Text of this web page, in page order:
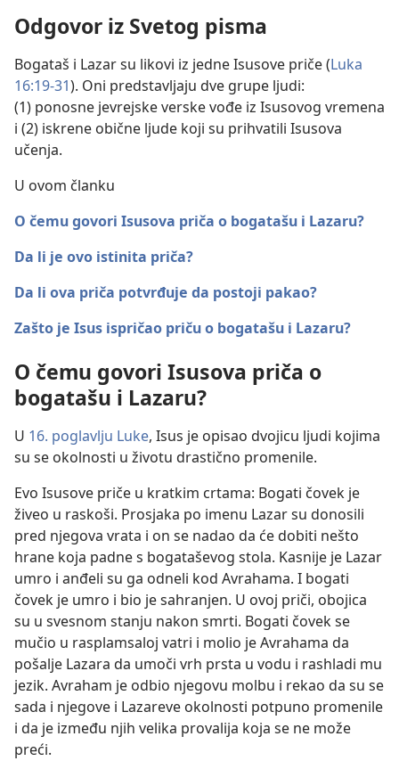
Odgovor iz Svetog pisma
Bogataš i Lazar su likovi iz jedne Isusove priče (Luka
16:19-31). Oni predstavljaju dve grupe ljudi:
(1) ponosne jevrejske verske vođe iz Isusovog vremena
i (2) iskrene obične ljude koji su prihvatili Isusova
učenja.
U ovom članku
O čemu govori Isusova priča o bogatašu i Lazaru?
Da li je ovo istinita priča?
Da li ova priča potvrđuje da postoji pakao?
Zašto je Isus ispričao priču o bogatašu i Lazaru?
O čemu govori Isusova priča o
bogatašu i Lazaru?
U 16. poglavlju Luke, Isus je opisao dvojicu ljudi kojima
su se okolnosti u životu drastično promenile.
Evo Isusove priče u kratkim crtama: Bogati čovek je
živeo u raskoši. Prosjaka po imenu Lazar su donosili
pred njegova vrata i on se nadao da će dobiti nešto
hrane koja padne s bogataševog stola. Kasnije je Lazar
umro i anđeli su ga odneli kod Avrahama. I bogati
čovek je umro i bio je sahranjen. U ovoj priči, obojica
su u svesnom stanju nakon smrti. Bogati čovek se
mučio u rasplamsaloj vatri i molio je Avrahama da
pošalje Lazara da umoči vrh prsta u vodu i rashladi mu
jezik. Avraham je odbio njegovu molbu i rekao da su se
sada i njegove i Lazareve okolnosti potpuno promenile
i da je između njih velika provalija koja se ne može
preći.